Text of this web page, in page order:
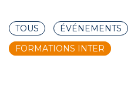
TOUS ÉVÉNEMENTS
FORMATIONS INTER